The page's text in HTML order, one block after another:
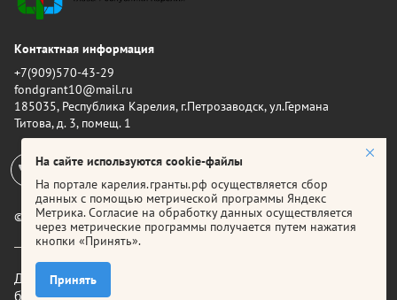
Контактная информация
+7(909)570-43-29
fondgrant10@mail.ru
185035, Республика Карелия, г.Петрозаводск, ул.Германа
Титова, д. 3, помещ. 1
© 2026 Фонд грантов Главы Республики Карелия
Для корректной работы рекомендуется использовать
браузерЯндекс.Браузер
На сайте используются cookie-файлы
На портале карелия.гранты.рф осуществляется сбор
данных с помощью метрической программы Яндекс
Метрика. Согласие на обработку данных осуществляется
через метрические программы получается путем нажатия
кнопки «Принять».
Принять